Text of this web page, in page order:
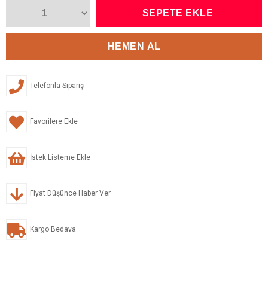
Telefonla Sipariş
Favorilere Ekle
İstek Listeme Ekle
Fiyat Düşünce Haber Ver
Kargo Bedava